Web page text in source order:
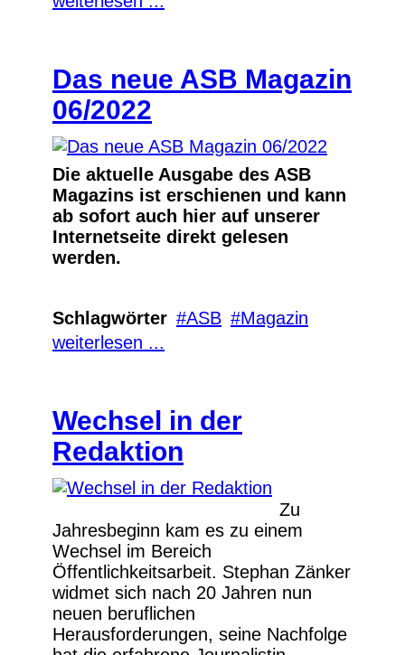
Das neue ASB Magazin
06/2022
Die aktuelle Ausgabe des ASB
Magazins ist erschienen und kann
ab sofort auch hier auf unserer
Internetseite direkt gelesen
werden.
Schlagwörter ASB
Magazin
weiterlesen ...
Wechsel in der
Redaktion
Zu
Jahresbeginn kam es zu einem
Wechsel im Bereich
Öffentlichkeitsarbeit. Stephan Zänker
widmet sich nach 20 Jahren nun
neuen beruflichen
Herausforderungen, seine Nachfolge